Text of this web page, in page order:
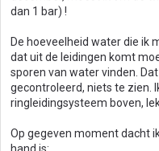
dan 1 bar) !
De hoeveelheid water die ik
dat uit de leidingen komt
sporen van water vinden.
gecontroleerd, niets te zien.
ringleidingsysteem boven,
Op gegeven moment dacht